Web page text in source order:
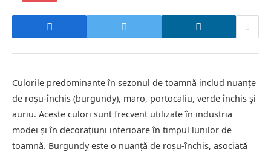
Culorile predominante în sezonul de toamnă includ nuanțe
de roșu-închis (burgundy), maro, portocaliu, verde închis și
auriu. Aceste culori sunt frecvent utilizate în industria
modei și în decorațiuni interioare în timpul lunilor de
toamnă. Burgundy este o nuanță de roșu-închis, asociată